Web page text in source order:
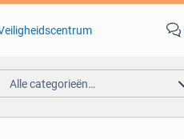
Alle categorieën…